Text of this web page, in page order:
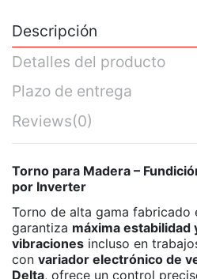
Descripción
Detalles del producto
Plazo de entrega
Reviews(0)
Torno para Madera –
por Inverter
Torno de alta gama fabricado
garantiza máxima estabilidad
vibraciones incluso en
con variador electrónico de
Delta, ofrece un control